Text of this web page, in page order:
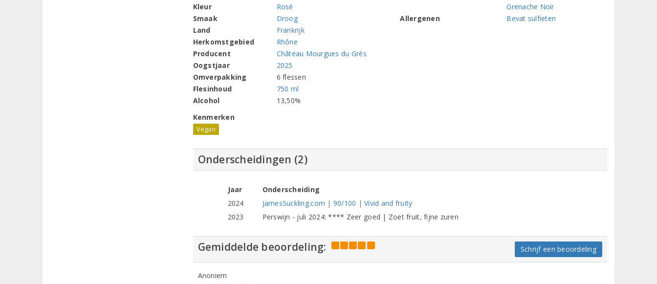
Kleur
Rosé
Smaak
Droog
Land
Frankrijk
Herkomstgebied
Rhône
Producent
Château Mourgues du Grès
Oogstjaar
2025
Omverpakking
6 flessen
Flesinhoud
750 ml
Alcohol
13,50%
Grenache Noir
Allergenen
Bevat sulfieten
Kenmerken
Vegan
Onderscheidingen (2)
Jaar
Onderscheiding
2024
JamesSuckling.com | 90/100 | Vivid and fruity
2023
Perswijn - juli 2024: **** Zeer goed | Zoet fruit, fijne zuren
Gemiddelde beoordeling: Schrijf een beoordeling
Anoniem